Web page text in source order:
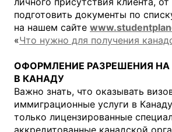
подготовить документы по
на нашем сайте
«Что нужно для получения
ОФОРМЛЕНИЕ РАЗРЕШЕНИЯ НА
В КАНАДУ
Важно знать, что оказывать
иммиграционные услуги в
только лицензированные